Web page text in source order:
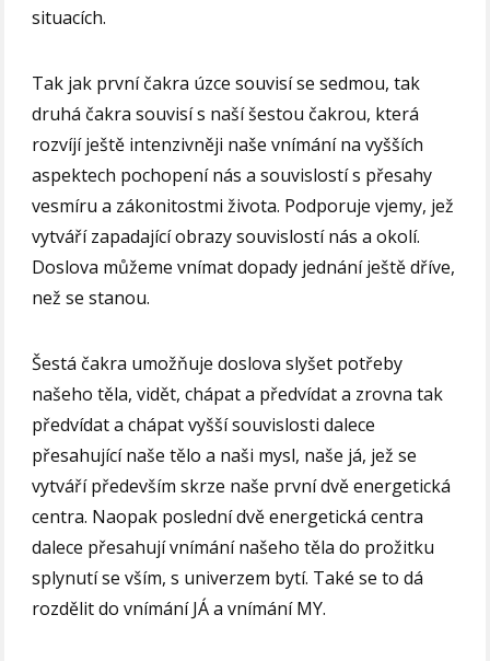
situacích.
Tak jak první čakra úzce souvisí se sedmou, tak
druhá čakra souvisí s naší šestou čakrou, která
rozvíjí ještě intenzivněji naše vnímání na vyšších
aspektech pochopení nás a souvislostí s přesahy
vesmíru a zákonitostmi života. Podporuje vjemy, jež
vytváří zapadající obrazy souvislostí nás a okolí.
Doslova můžeme vnímat dopady jednání ještě dříve,
než se stanou.
Šestá čakra umožňuje doslova slyšet potřeby
našeho těla, vidět, chápat a předvídat a zrovna tak
předvídat a chápat vyšší souvislosti dalece
přesahující naše tělo a naši mysl, naše já, jež se
vytváří především skrze naše první dvě energetická
centra. Naopak poslední dvě energetická centra
dalece přesahují vnímání našeho těla do prožitku
splynutí se vším, s univerzem bytí. Také se to dá
rozdělit do vnímání JÁ a vnímání MY.